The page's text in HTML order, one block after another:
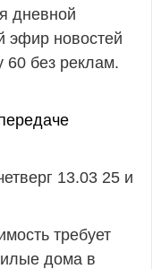
дневной
эфир новостей
без реклам.
13.03 25 и
требует
дома в